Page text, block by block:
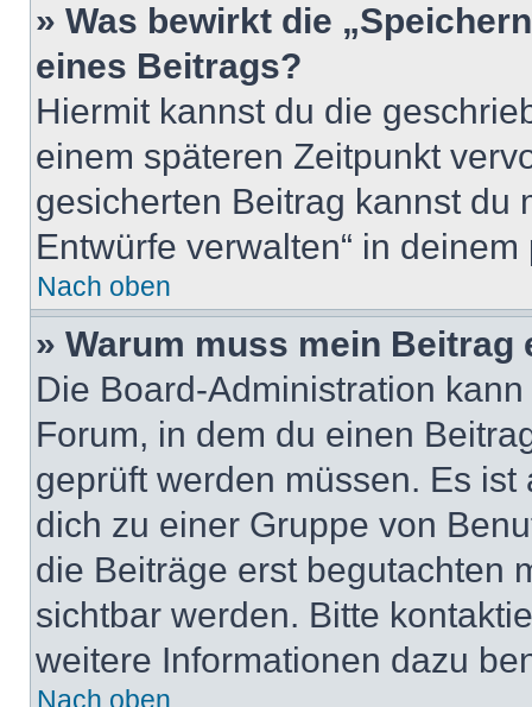
» Was bewirkt die
eines Beitrags?
Hiermit kannst du die
einem späteren Zeitpunkt
gesicherten Beitrag kannst du
Entwürfe verwalten“ in
Nach oben
» Warum muss mein
Die Board-Administration
Forum, in dem du einen
geprüft werden müssen. Es
dich zu einer Gruppe von
die Beiträge erst begutachten
sichtbar werden. Bitte
weitere Informationen dazu
Nach oben